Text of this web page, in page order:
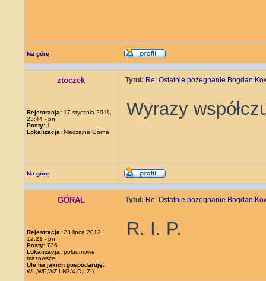
Na górę
ztoczek Tytuł: Re: Ostatnie pożegnanie Bogdan
Rejestracja: 17 stycznia 2011,
23:44 - pn
Posty: 1
Lokalizacja: Nieczajna Górna
Wyrazy
Na górę
GÓRAL Tytuł: Re: Ostatnie pożegnanie Bogdan
Rejestracja: 23 lipca 2012,
12:21 - pn
Posty: 736
Lokalizacja: południowe
mazowsze
Ule na jakich gospodaruję:
WL,WP,WZ,LN3/4,D,LZ:)
R. I. P.